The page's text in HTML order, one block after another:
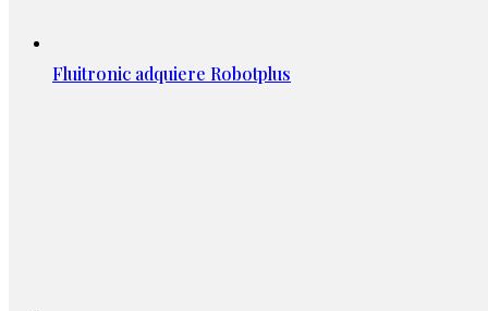
Fluitronic adquiere Robotplus